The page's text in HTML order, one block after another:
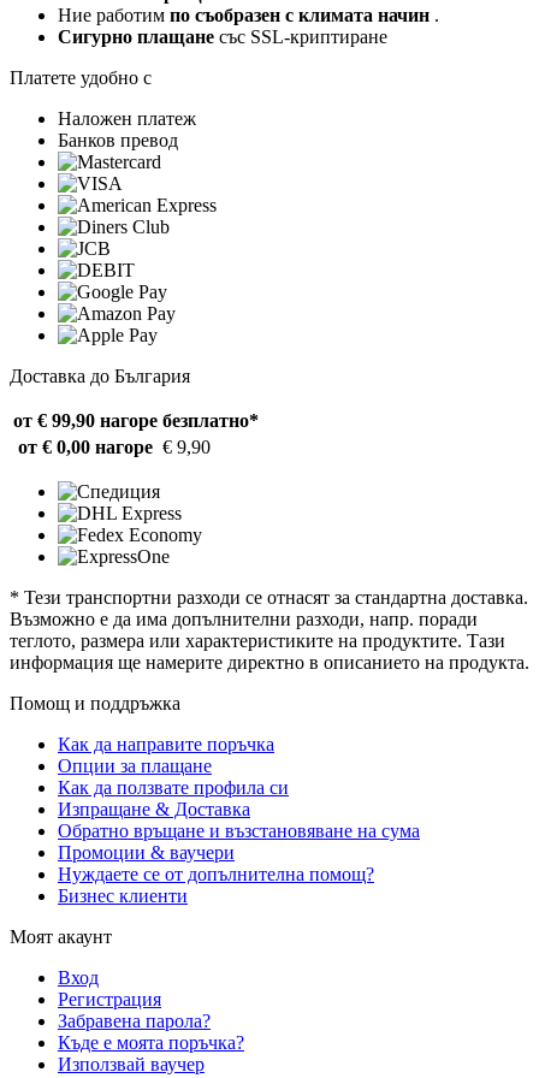
Ние работим по съобразен с климата начин .
Сигурно плащане със SSL-криптиране
Платете удобно с
Наложен платеж
Банков превод
Доставка до България
от € 99,90 нагоре безплатно*
от € 0,00 нагоре € 9,90
* Тези транспортни разходи се отнасят за стандартна доставка.
Възможно е да има допълнителни разходи, напр. поради
теглото, размера или характеристиките на продуктите. Тази
информация ще намерите директно в описанието на продукта.
Помощ и поддръжка
Как да направите поръчка
Опции за плащане
Как да ползвате профила си
Изпращане & Доставка
Обратно връщане и възстановяване на сума
Промоции & ваучери
Нуждаете се от допълнителна помощ?
Бизнес клиенти
Моят акаунт
Вход
Регистрация
Забравена парола?
Къде е моята поръчка?
Използвай ваучер